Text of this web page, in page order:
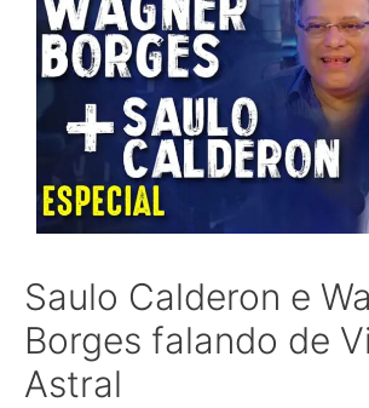
Saulo Calderon e
Borges falando de
Astral